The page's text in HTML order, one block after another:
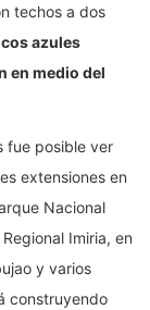
techos a dos
azules
en medio del
fue posible ver
extensiones en
Nacional
Imiria, en
y varios
construyendo